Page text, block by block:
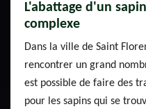
L'abattage d'un
complexe
Dans la ville de Saint
rencontrer un grand
est possible de faire des
pour les sapins qui se